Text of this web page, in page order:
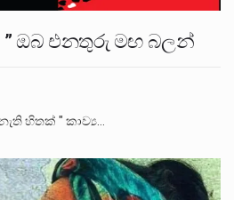
” ඔබ එනතුරු මඟ බලන්
හිතක් " කාව්‍ය…